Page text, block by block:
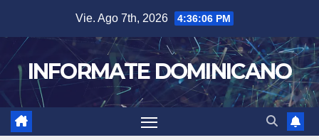
content
Vie. Ago 7th, 2026 4:36:07 PM
INFORMATE DOMINICANO